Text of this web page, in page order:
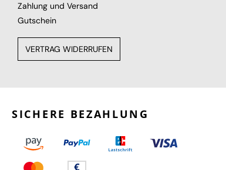
Zahlung und Versand
Gutschein
VERTRAG WIDERRUFEN
SICHERE BEZAHLUNG